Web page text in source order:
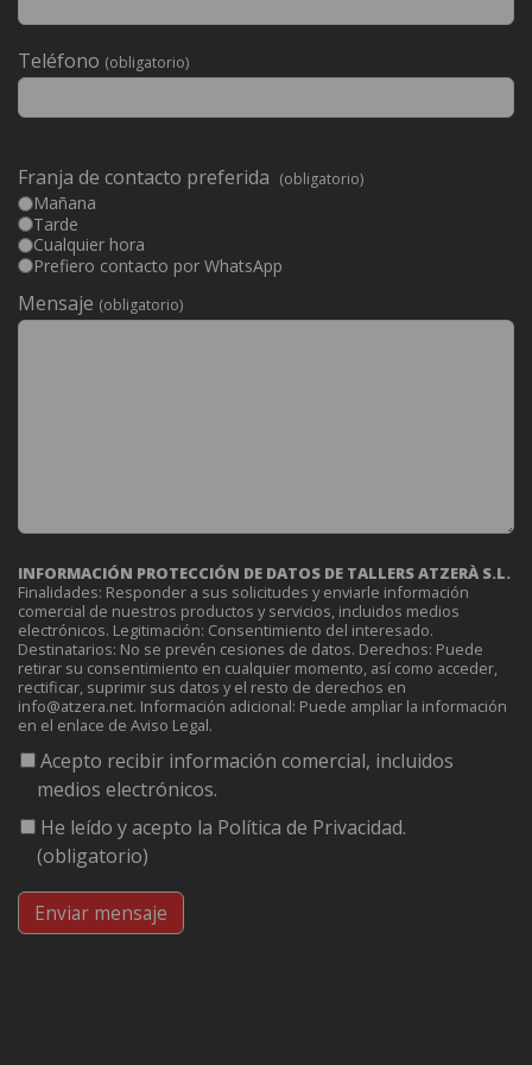
buit.
Teléfono (obligatorio)
Franja de contacto preferida (obligatorio)
Mañana
Tarde
Cualquier hora
Prefiero contacto por WhatsApp
Mensaje (obligatorio)
INFORMACIÓN PROTECCIÓN DE DATOS DE TALLERS ATZERÀ S.L.
Finalidades: Responder a sus solicitudes y enviarle información
comercial de nuestros productos y servicios, incluidos medios
electrónicos. Legitimación: Consentimiento del interesado.
Destinatarios: No se prevén cesiones de datos. Derechos: Puede
retirar su consentimiento en cualquier momento, así como acceder,
rectificar, suprimir sus datos y el resto de derechos en
info@atzera.net. Información adicional: Puede ampliar la información
en el enlace de Aviso Legal.
Acepto recibir información comercial, incluidos
medios electrónicos.
He leído y acepto la Política de Privacidad.
(obligatorio)